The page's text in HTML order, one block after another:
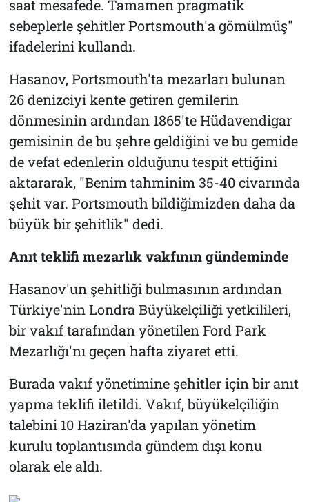
saat mesafede. Tamamen pragmatik
sebeplerle şehitler Portsmouth'a gömülmüş"
ifadelerini kullandı.
Hasanov, Portsmouth'ta mezarları bulunan
26 denizciyi kente getiren gemilerin
dönmesinin ardından 1865'te Hüdavendigar
gemisinin de bu şehre geldiğini ve bu gemide
de vefat edenlerin olduğunu tespit ettiğini
aktararak, "Benim tahminim 35-40 civarında
şehit var. Portsmouth bildiğimizden daha da
büyük bir şehitlik" dedi.
Anıt teklifi mezarlık vakfının gündeminde
Hasanov'un şehitliği bulmasının ardından
Türkiye'nin Londra Büyükelçiliği yetkilileri,
bir vakıf tarafından yönetilen Ford Park
Mezarlığı'nı geçen hafta ziyaret etti.
Burada vakıf yönetimine şehitler için bir anıt
yapma teklifi iletildi. Vakıf, büyükelçiliğin
talebini 10 Haziran'da yapılan yönetim
kurulu toplantısında gündem dışı konu
olarak ele aldı.